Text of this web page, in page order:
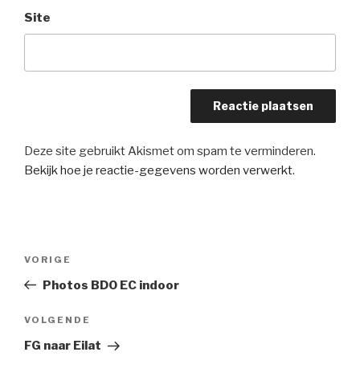
Site
Deze site gebruikt Akismet om spam te verminderen.
Bekijk hoe je reactie-gegevens worden verwerkt.
Vorig
bericht
VORIGE
Photos BDO EC indoor
Volgend
bericht
VOLGENDE
FG naar Eilat